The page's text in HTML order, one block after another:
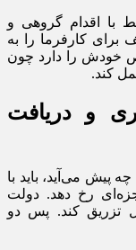
با اقدام گروهی و
برای کارفرما را به
خودش را دارد چون
کند.
و دریافت
پیش می‌آید، باید با
رخ دهد. دولت
تزریق کند. پس دو